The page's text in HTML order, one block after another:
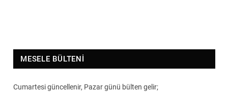
MESELE BÜLTENI
Cumartesi güncellenir, Pazar günü bülten gelir;